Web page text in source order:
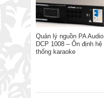
Quản lý nguồn PA Audio
DCP 1008 – Ổn định hệ
thống karaoke